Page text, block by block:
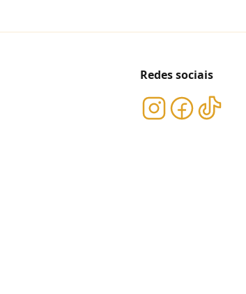
Redes sociais